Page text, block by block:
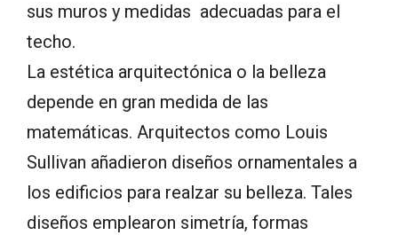
sus muros y medidas adecuadas para el
techo.
La estética arquitectónica o la belleza
depende en gran medida de las
matemáticas. Arquitectos como Louis
Sullivan añadieron diseños ornamentales a
los edificios para realzar su belleza. Tales
diseños emplearon simetría, formas